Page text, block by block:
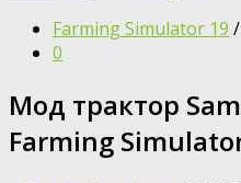
Farming Simulator 19 /
0
Moд трактор
Farming